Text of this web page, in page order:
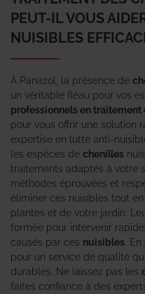
PEUT-IL VOUS
NUISIBLES
À Panazol, la présence de
un véritable fléau pour vos
professionnels en traitement
pour vous offrir une solution
expertise en lutte anti-
les espèces de chenilles
traitements adaptés à votre
méthodes éprouvées et
éliminer ces nuisibles tout
plantes et de votre jardin.
formée pour intervenir
causés par ces nuisibles .
pour un service de qualité
durables. Ne laissez pas les
faites confiance à des